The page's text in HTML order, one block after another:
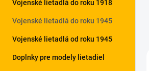
Vojenské lietadlá do roku 1918
Vojenské lietadlá do roku 1945
Vojenské lietadlá od roku 1945
Doplnky pre modely lietadiel